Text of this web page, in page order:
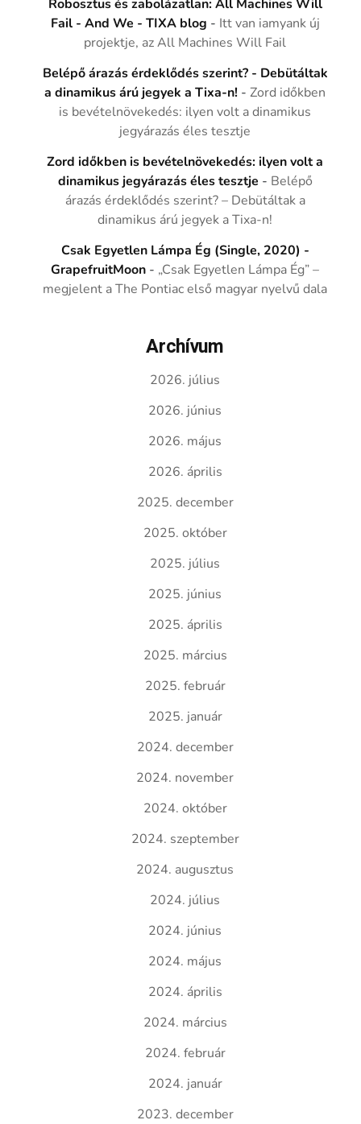
Robosztus és zabolázatlan: All Machines Will
Fail - And We - TIXA blog - Itt van iamyank új
projektje, az All Machines Will Fail
Belépő árazás érdeklődés szerint? - Debütáltak
a dinamikus árú jegyek a Tixa-n! -Zord időkben
is bevételnövekedés: ilyen volt a dinamikus
jegyárazás éles tesztje
Zord időkben is bevételnövekedés: ilyen volt a
dinamikus jegyárazás éles tesztje - Belépő
árazás érdeklődés szerint? – Debütáltak a
dinamikus árú jegyek a Tixa-n!
Csak Egyetlen Lámpa Ég (Single, 2020) -
GrapefruitMoon - „Csak Egyetlen Lámpa Ég” –
megjelent a The Pontiac első magyar nyelvű dala
Archívum
2026. július
2026. június
2026. május
2026. április
2025. december
2025. október
2025. július
2025. június
2025. április
2025. március
2025. február
2025. január
2024. december
2024. november
2024. október
2024. szeptember
2024. augusztus
2024. július
2024. június
2024. május
2024. április
2024. március
2024. február
2024. január
2023. december